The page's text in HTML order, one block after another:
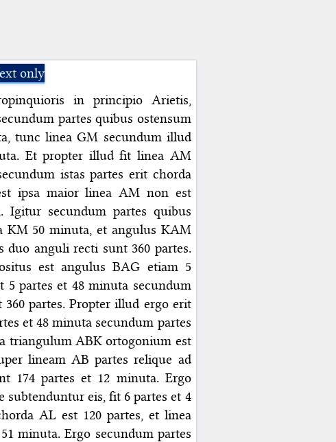
only
in principio Arietis,
partes quibus ostensum
tunc linea GM secundum illud
Et propter illud fit linea AM
istas partes erit chorda
ipsa maior linea AM non est
Igitur secundum partes quibus
KM 50 minuta, et angulus KAM
duo anguli recti sunt 360 partes.
est angulus BAG etiam 5
5 partes et 48 minuta secundum
partes. Propter illud ergo erit
et 48 minuta secundum partes
triangulum ABK ortogonium est
lineam AB partes relique ad
174 partes et 12 minuta. Ergo
eis, fit 6 partes et 4
AL est 120 partes, et linea
minuta. Ergo secundum partes